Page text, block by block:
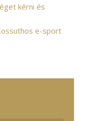
kérni és
e-sport